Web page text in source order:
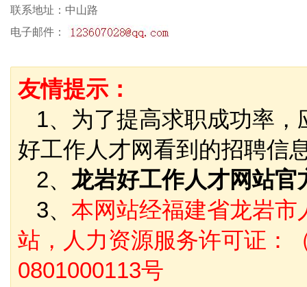
联系地址：中山路
电子邮件：
友情提示：
1、为了提高求职成功率，
好工作人才网看到的招聘信
2、 龙岩好工作人才网站
3、 本网站经福建省龙岩
站，人力资源服务许可证：
0801000113号